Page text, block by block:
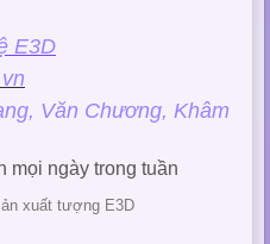
E3D
Văn Chương, Khâm
mọi ngày trong tuần
xuất tượng E3D